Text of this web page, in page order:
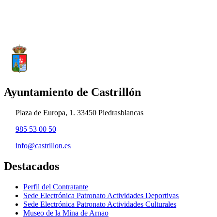
Ayuntamiento de Castrillón
Plaza de Europa, 1. 33450 Piedrasblancas
985 53 00 50
info@castrillon.es
Destacados
Perfil del Contratante
Sede Electrónica Patronato Actividades Deportivas
Sede Electrónica Patronato Actividades Culturales
Museo de la Mina de Arnao